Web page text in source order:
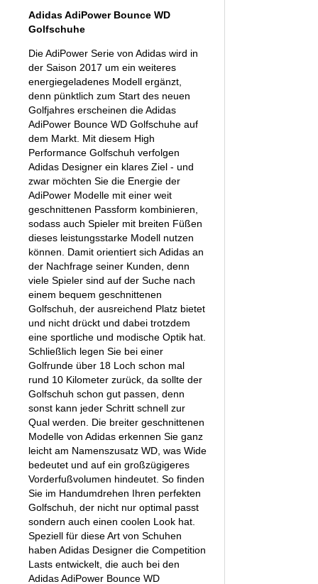
Adidas AdiPower Bounce WD
Golfschuhe
Die AdiPower Serie von Adidas wird in
der Saison 2017 um ein weiteres
energiegeladenes Modell ergänzt,
denn pünktlich zum Start des neuen
Golfjahres erscheinen die Adidas
AdiPower Bounce WD Golfschuhe auf
dem Markt. Mit diesem High
Performance Golfschuh verfolgen
Adidas Designer ein klares Ziel - und
zwar möchten Sie die Energie der
AdiPower Modelle mit einer weit
geschnittenen Passform kombinieren,
sodass auch Spieler mit breiten Füßen
dieses leistungsstarke Modell nutzen
können. Damit orientiert sich Adidas an
der Nachfrage seiner Kunden, denn
viele Spieler sind auf der Suche nach
einem bequem geschnittenen
Golfschuh, der ausreichend Platz bietet
und nicht drückt und dabei trotzdem
eine sportliche und modische Optik hat.
Schließlich legen Sie bei einer
Golfrunde über 18 Loch schon mal
rund 10 Kilometer zurück, da sollte der
Golfschuh schon gut passen, denn
sonst kann jeder Schritt schnell zur
Qual werden. Die breiter geschnittenen
Modelle von Adidas erkennen Sie ganz
leicht am Namenszusatz WD, was Wide
bedeutet und auf ein großzügigeres
Vorderfußvolumen hindeutet. So finden
Sie im Handumdrehen Ihren perfekten
Golfschuh, der nicht nur optimal passt
sondern auch einen coolen Look hat.
Speziell für diese Art von Schuhen
haben Adidas Designer die Competition
Lasts entwickelt, die auch bei den
Adidas AdiPower Bounce WD